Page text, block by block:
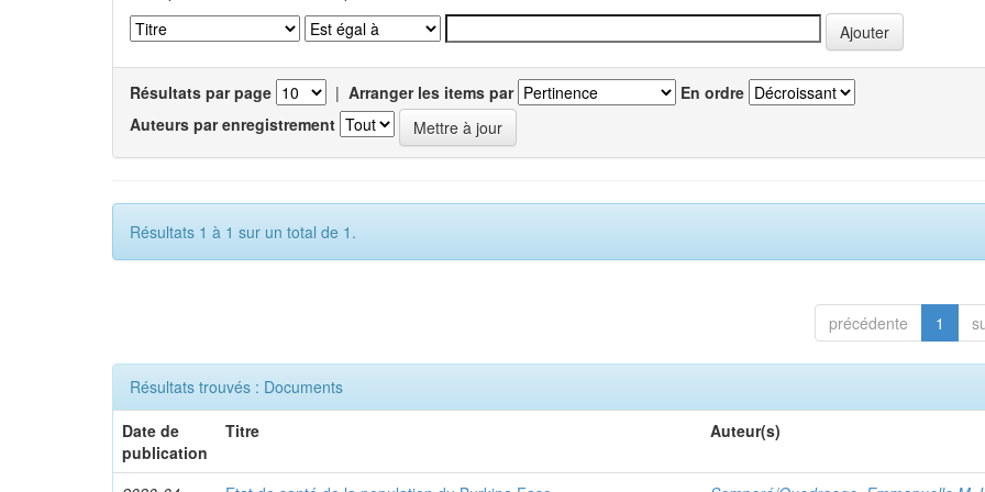
Résultats par page | Arranger les items par
En ordre
Auteurs par enregistrement
Résultats 1 à 1 sur un total de 1.
précédente 1
Résultats trouvés : Documents
Date de
publication
Titre Auteur(s)